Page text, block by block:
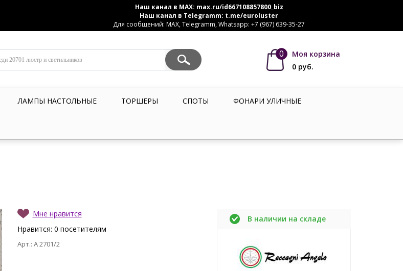
Наш канал в MAX: max.ru/id667108857800_biz
Наш канал в Telegramm: t.me/euroluster
Для сообщений: MAX, Telegramm, Whatsapp: +7 (967) 639-35-27
0
Моя корзина
0 руб.
ЛАМПЫ НАСТОЛЬНЫЕ ТОРШЕРЫ СПОТЫ ФОНАРИ УЛИЧНЫЕ
Мне нравится
Нравится: 0 посетителям
Арт.: A 2701/2
В наличии на складе